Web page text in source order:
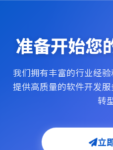
准备开始您
我们拥有丰富的行业经
提供高质量的软件开发
转
立